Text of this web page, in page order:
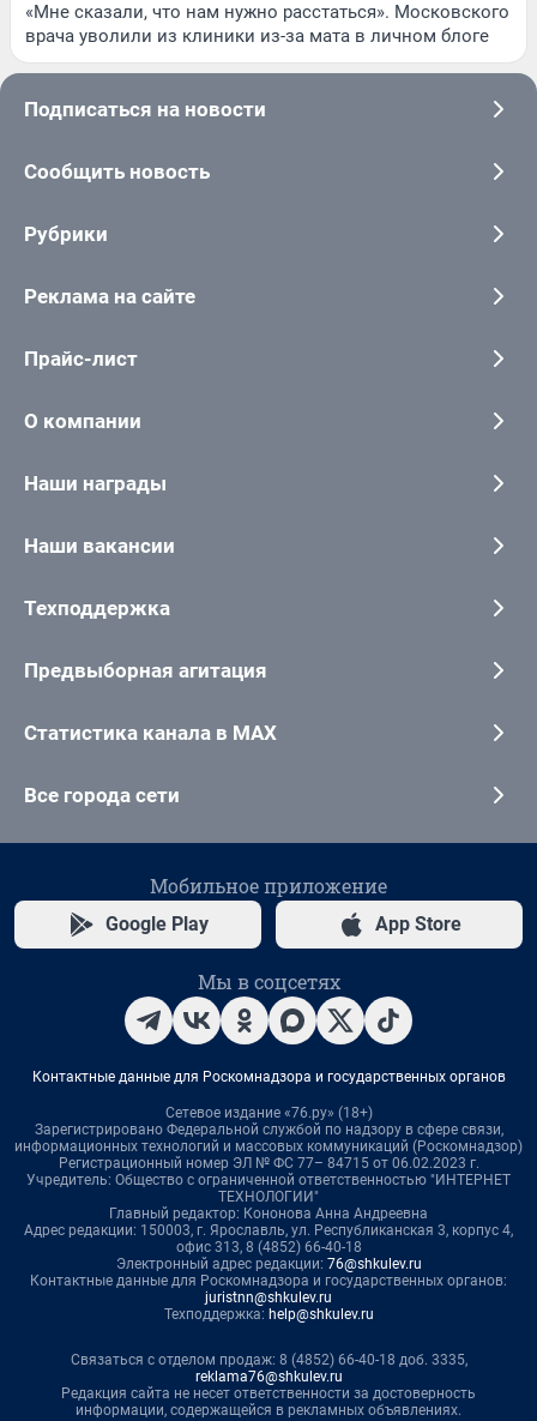
«Мне сказали, что нам нужно расстаться». Московского
врача уволили из клиники из-за мата в личном блоге
Подписаться на новости
Сообщить новость
Рубрики
Реклама на сайте
Прайс-лист
О компании
Наши награды
Наши вакансии
Техподдержка
Предвыборная агитация
Статистика канала в MAX
Все города сети
Мобильное приложение
Google Play App Store
Мы в соцсетях
Контактные данные для Роскомнадзора и государственных органов
Сетевое издание «76.ру» (18+)
Зарегистрировано Федеральной службой по надзору в сфере связи,
информационных технологий и массовых коммуникаций (Роскомнадзор)
Регистрационный номер ЭЛ № ФС 77– 84715 от 06.02.2023 г.
Учредитель: Общество с ограниченной ответственностью "ИНТЕРНЕТ
ТЕХНОЛОГИИ"
Главный редактор: Кононова Анна Андреевна
Адрес редакции: 150003, г. Ярославль, ул. Республиканская 3, корпус 4,
офис 313, 8 (4852) 66-40-18
Электронный адрес редакции: 76@shkulev.ru
Контактные данные для Роскомнадзора и государственных органов:
juristnn@shkulev.ru
Техподдержка: help@shkulev.ru
Связаться с отделом продаж: 8 (4852) 66-40-18 доб. 3335,
reklama76@shkulev.ru
Редакция сайта не несет ответственности за достоверность
информации, содержащейся в рекламных объявлениях.